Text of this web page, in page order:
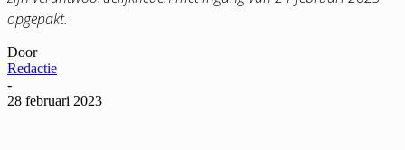
opgepakt.
Door
Redactie
-
28 februari 2023